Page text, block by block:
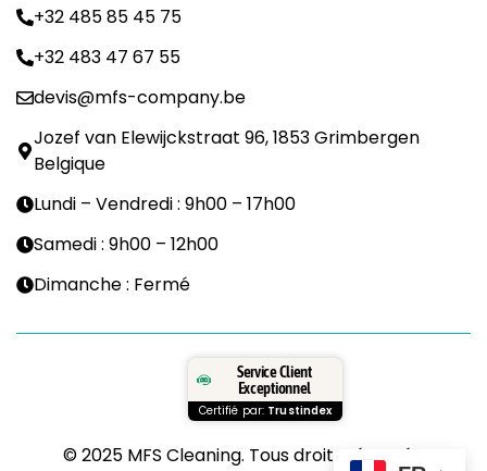
+32 485 85 45 75
+32 483 47 67 55
devis@mfs-company.be
Jozef van Elewijckstraat 96, 1853 Grimbergen
Belgique
Lundi – Vendredi : 9h00 – 17h00
Samedi : 9h00 – 12h00
Dimanche : Fermé
Service Client
Exceptionnel
Certifié par: Trustindex
© 2025 MFS Cleaning. Tous droits réservés.